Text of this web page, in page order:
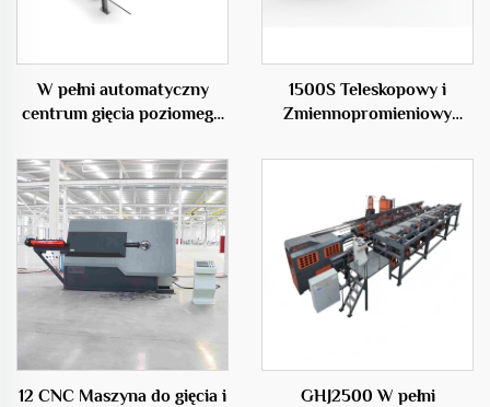
W pełni automatyczny
centrum gięcia poziomego
1500S Teleskopowy i
Zmiennopromieniowy
Klatek Stalowych
12 CNC Maszyna do gięcia i
GHJ2500 W pełni